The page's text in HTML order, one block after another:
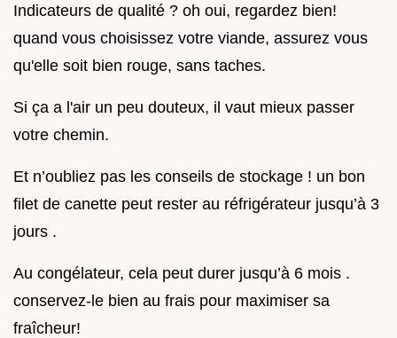
Indicateurs de qualité ? oh oui, regardez bien!
quand vous choisissez votre viande, assurez vous
qu'elle soit bien rouge, sans taches.
Si ça a l'air un peu douteux, il vaut mieux passer
votre chemin.
Et n’oubliez pas les conseils de stockage ! un bon
filet de canette peut rester au réfrigérateur jusqu’à 3
jours .
Au congélateur, cela peut durer jusqu’à 6 mois .
conservez-le bien au frais pour maximiser sa
fraîcheur!